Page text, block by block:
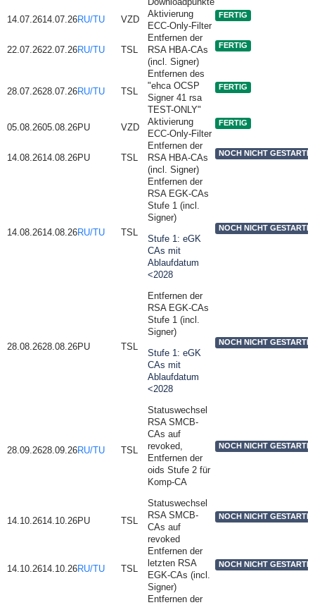
14.07.2614.07.26RU/TU VZD
Aktivierung
ECC-Only-Filter
FERTIG
22.07.2622.07.26RU/TU TSL
Entfernen der
RSA HBA-CAs
(incl. Signer)
FERTIG
28.07.2628.07.26RU/TU TSL
Entfernen des
"ehca OCSP
Signer 41 rsa
TEST-ONLY"
FERTIG
05.08.2605.08.26PU VZD
Aktivierung
ECC-Only-Filter
FERTIG
14.08.2614.08.26PU TSL
Entfernen der
RSA HBA-CAs
(incl. Signer)
NOCH NICHT
14.08.2614.08.26RU/TU TSL
Entfernen der
RSA EGK-CAs
Stufe 1 (incl.
Signer)
Stufe 1: eGK
CAs mit
Ablaufdatum
<2028
NOCH NICHT
28.08.2628.08.26PU TSL
Entfernen der
RSA EGK-CAs
Stufe 1 (incl.
Signer)
Stufe 1: eGK
CAs mit
Ablaufdatum
<2028
NOCH NICHT
28.09.2628.09.26RU/TU TSL
Statuswechsel
RSA SMCB-
CAs auf
revoked,
Entfernen der
oids Stufe 2 für
Komp-CA
NOCH NICHT
14.10.2614.10.26PU TSL
Statuswechsel
RSA SMCB-
CAs auf
revoked
NOCH NICHT
14.10.2614.10.26RU/TU TSL
Entfernen der
letzten RSA
EGK-CAs (incl.
Signer)
NOCH NICHT
Entfernen der